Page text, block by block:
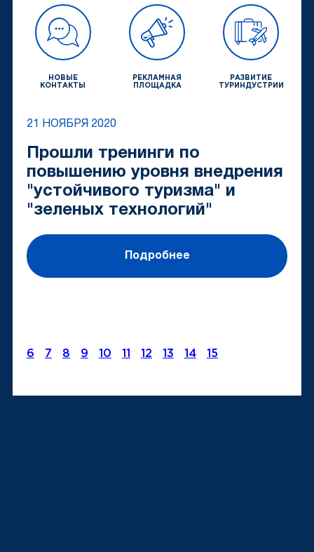
НОВЫЕ
КОНТАКТЫ
РЕКЛАМНАЯ
ПЛОЩАДКА
РАЗВИТИЕ
ТУРИНДУСТРИИ
21 НОЯБРЯ 2020
Прошли тренинги по
повышению уровня внедрения
"устойчивого туризма" и
"зеленых технологий"
Подробнее
6 7 8 9 10 11 12 13 14 15